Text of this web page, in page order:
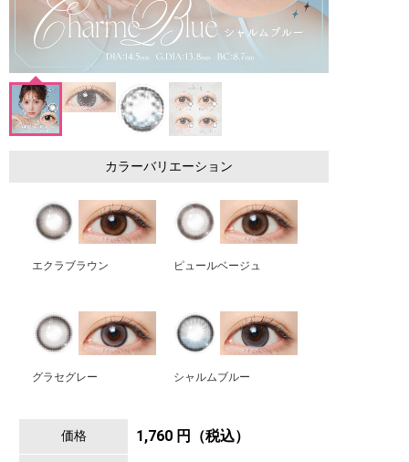
カラーバリエーション
エクラブラウン ピュールベージュ
グラセグレー シャルムブルー
価格 1,760 円（税込）